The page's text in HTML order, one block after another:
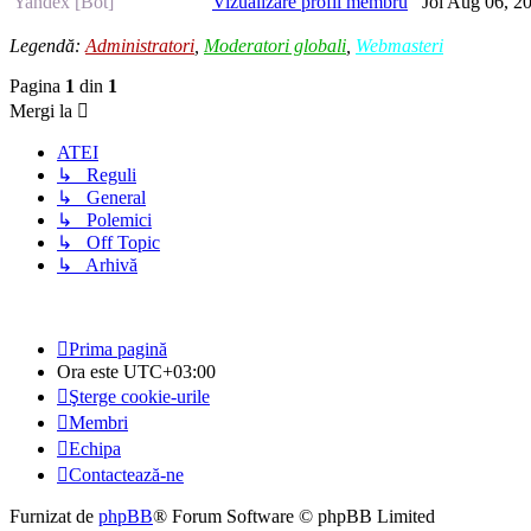
Legendă: Administratori Moderatori globali Webmasteri
Pagina 1 din 1
Mergi la
ATEI
↳ Reguli
↳ General
↳ Polemici
↳ Off Topic
↳ Arhivă
Prima pagină
Ora este UTC+03:00
Şterge cookie-urile
Membri
Echipa
Contactează-ne
Furnizat de phpBB® Forum Software © phpBB Limited